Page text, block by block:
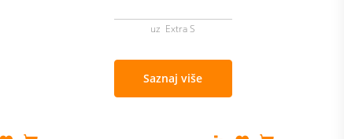
uz Extra S
Saznaj više